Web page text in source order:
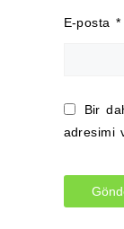
E-posta *
Bir
adresimi